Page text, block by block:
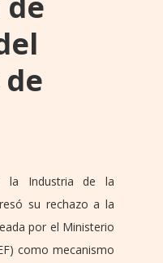
la Industria de la
su rechazo a la
por el Ministerio
como mecanismo